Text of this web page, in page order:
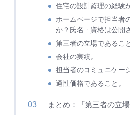
住宅の設計監理の経験
ホームページで担当者
か？氏名・資格は公開
第三者の立場であること
会社の実績。
担当者のコミュニケー
適性価格であること。
まとめ：「第三者の立